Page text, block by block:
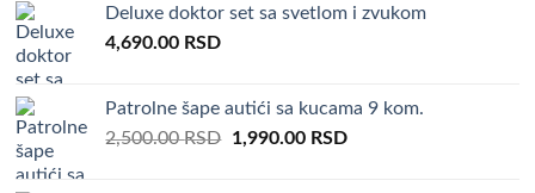
was:
is:
Deluxe doktor set sa svetlom i zvukom
4,690.00 RSD
Patrolne šape autići sa kucama 9 kom.
2,500.00RSD Original
1,990.00 RSDCurrent